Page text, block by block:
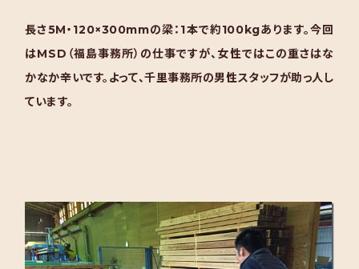
長さ5M・120×300mmの梁：1本で約100kgあります。今回
はMSD（福島事務所）の仕事ですが、女性ではこの重さはな
かなか辛いです。よって、千里事務所の男性スタッフが助っ人し
ています。